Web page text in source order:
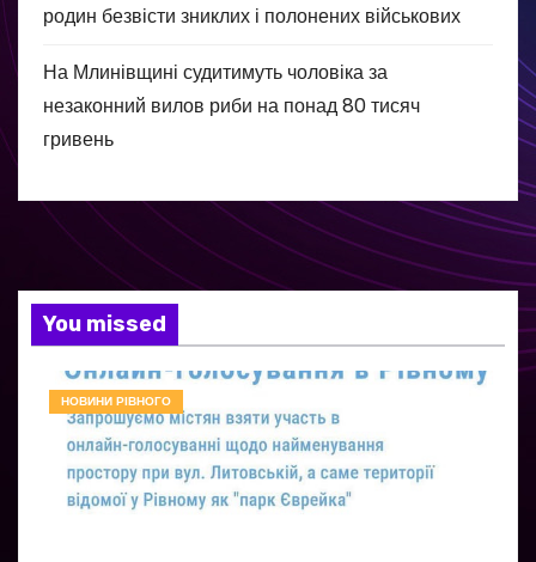
родин безвісти зниклих і полонених військових
На Млинівщині судитимуть чоловіка за
незаконний вилов риби на понад 80 тисяч
гривень
You missed
НОВИНИ РІВНОГО